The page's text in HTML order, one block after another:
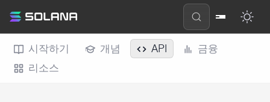
시작하기 개념 API
금융
리소스